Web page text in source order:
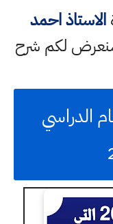
الاستاذ احمد
لكم شرح
الدراسي